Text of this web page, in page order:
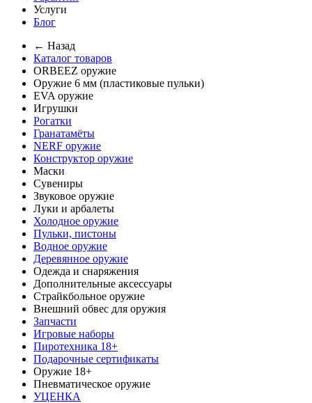
Услуги
Блог
← Назад
Каталог товаров
ORBEEZ оружие
Оружие 6 мм (пластиковые пульки)
EVA оружие
Игрушки
Рогатки
Гранатамёты
NERF оружие
Конструктор оружие
Маски
Сувениры
Звуковое оружие
Луки и арбалеты
Холодное оружие
Пульки, пистоны
Водное оружие
Деревянное оружие
Одежда и снаряжения
Дополнительные аксессуары
Страйкбольное оружие
Внешний обвес для оружия
Запчасти
Игровые наборы
Пиротехника 18+
Подарочные сертификаты
Оружие 18+
Пневматическое оружие
УЦЕНКА